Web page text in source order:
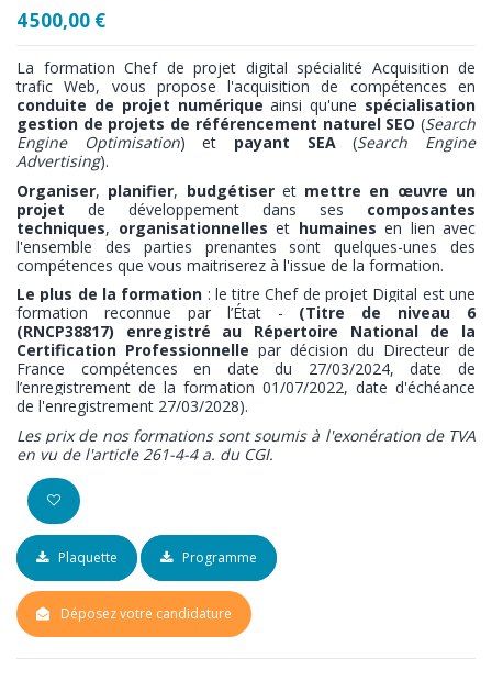
4 500,00 €
La formation Chef de projet digital spécialité Acquisition de
trafic Web, vous propose l'acquisition de compétences en
conduite de projet numérique ainsi qu'une spécialisation
gestion de projets de référencement naturel SEO (Search
Engine Optimisation) et payant SEA(Search Engine
Advertising).
Organiser, planifier, budgétiseret mettre en œuvre un
projet de développement dans ses composantes
techniques, organisationnelles et humaines en lien avec
l'ensemble des parties prenantes sont quelques-unes des
compétences que vous maitriserez à l'issue de la formation.
Le plus de la formation : le titre Chef de projet Digital est une
formation reconnue par l’État - (Titre de niveau 6
(RNCP38817) enregistré au Répertoire National de la
Certification Professionnelle par décision du Directeur de
France compétences en date du 27/03/2024, date de
l’enregistrement de la formation 01/07/2022, date d'échéance
de l'enregistrement 27/03/2028).
Les prix de nos formations sont soumis à l'exonération de TVA
en vu de l'article 261-4-4 a. du CGI.
Plaquette Programme
Déposez votre candidature